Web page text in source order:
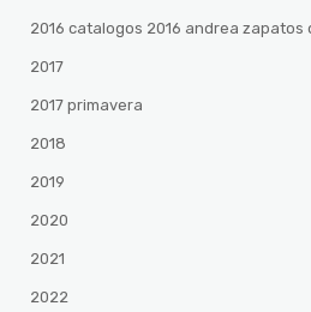
2016 catalogos 2016 andrea zapatos
2017
2017 primavera
2018
2019
2020
2021
2022